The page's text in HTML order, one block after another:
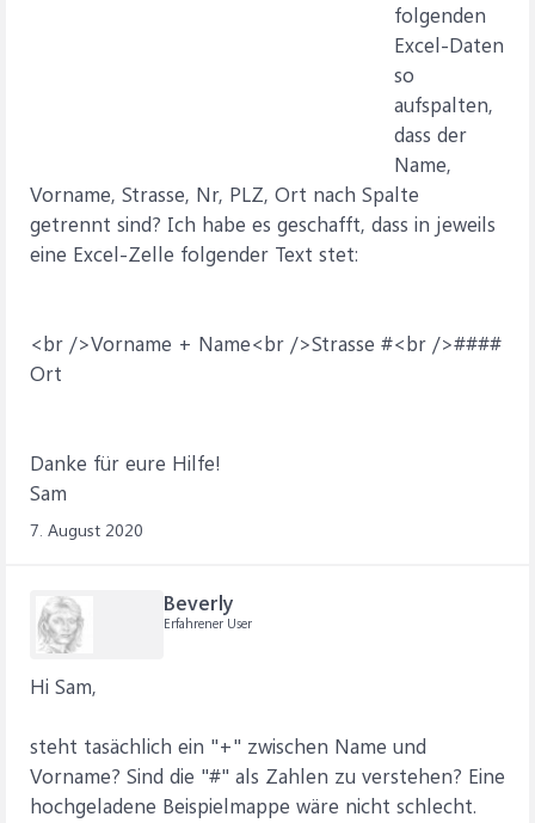
folgenden
Excel-Daten
so
aufspalten,
dass der
Name,
Vorname, Strasse, Nr, PLZ, Ort nach Spalte
getrennt sind? Ich habe es geschafft, dass in jeweils
eine Excel-Zelle folgender Text stet:
<br />Vorname + Name<br />Strasse #<br />####
Ort
Danke für eure Hilfe!
Sam
7. August 2020
Beverly
Erfahrener User
Hi Sam,
steht tasächlich ein "+" zwischen Name und
Vorname? Sind die "#" als Zahlen zu verstehen? Eine
hochgeladene Beispielmappe wäre nicht schlecht.